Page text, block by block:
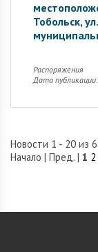
Тобольск,
Распоряжения
Дата
Новости 1 - 20 из
Начало | Пред. | 1 2